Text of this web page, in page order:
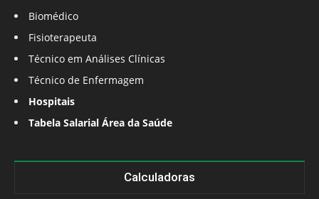
Biomédico
Fisioterapeuta
Técnico em Análises Clínicas
Técnico de Enfermagem
Hospitais
Tabela Salarial Área da Saúde
Calculadoras